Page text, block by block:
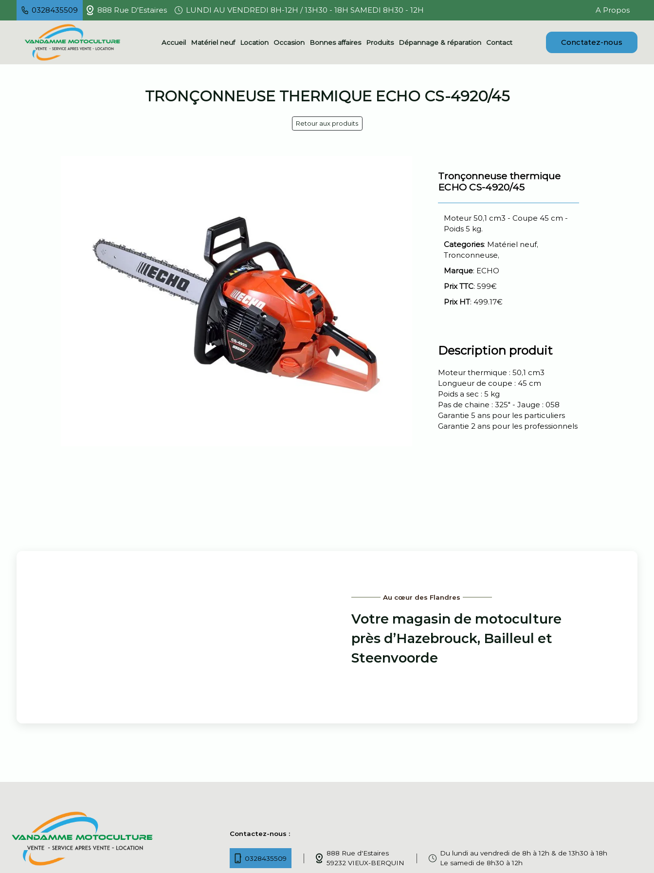
0328435509 888 Rue D'Estaires LUNDI AU VENDREDI 8H-12H / 13H30 - 18H SAMEDI 8H30 - 12H A Propos
Accueil Matériel neuf Location Occasion Bonnes affaires Produits Dépannage & réparation Contact Conctatez-nous
TRONÇONNEUSE THERMIQUE ECHO CS-4920/45
Retour aux produits
Tronçonneuse thermique
ECHO CS-4920/45
Moteur 50,1 cm3 - Coupe 45 cm -
Poids 5 kg.
Categories: Matériel neuf,
Tronconneuse,
Marque: ECHO
Prix TTC: 599€
Prix HT: 499.17€
Description produit
Moteur thermique : 50,1 cm3
Longueur de coupe : 45 cm
Poids a sec : 5 kg
Pas de chaine : 325" - Jauge : 058
Garantie 5 ans pour les particuliers
Garantie 2 ans pour les professionnels
Au cœur des Flandres
Votre magasin de motoculture
près d’Hazebrouck, Bailleul et
Steenvoorde
Contactez-nous :
0328435509
888 Rue d'Estaires
59232 VIEUX-BERQUIN
Du lundi au vendredi de 8h à 12h & de 13h30 à 18h
Le samedi de 8h30 à 12h